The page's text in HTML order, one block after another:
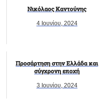
Νικόλαος Καντούνης
4 Ιουνίου, 2024
Προσάρτηση στην Ελλάδα και
σύγχρονη εποχή
3 Ιουνίου, 2024